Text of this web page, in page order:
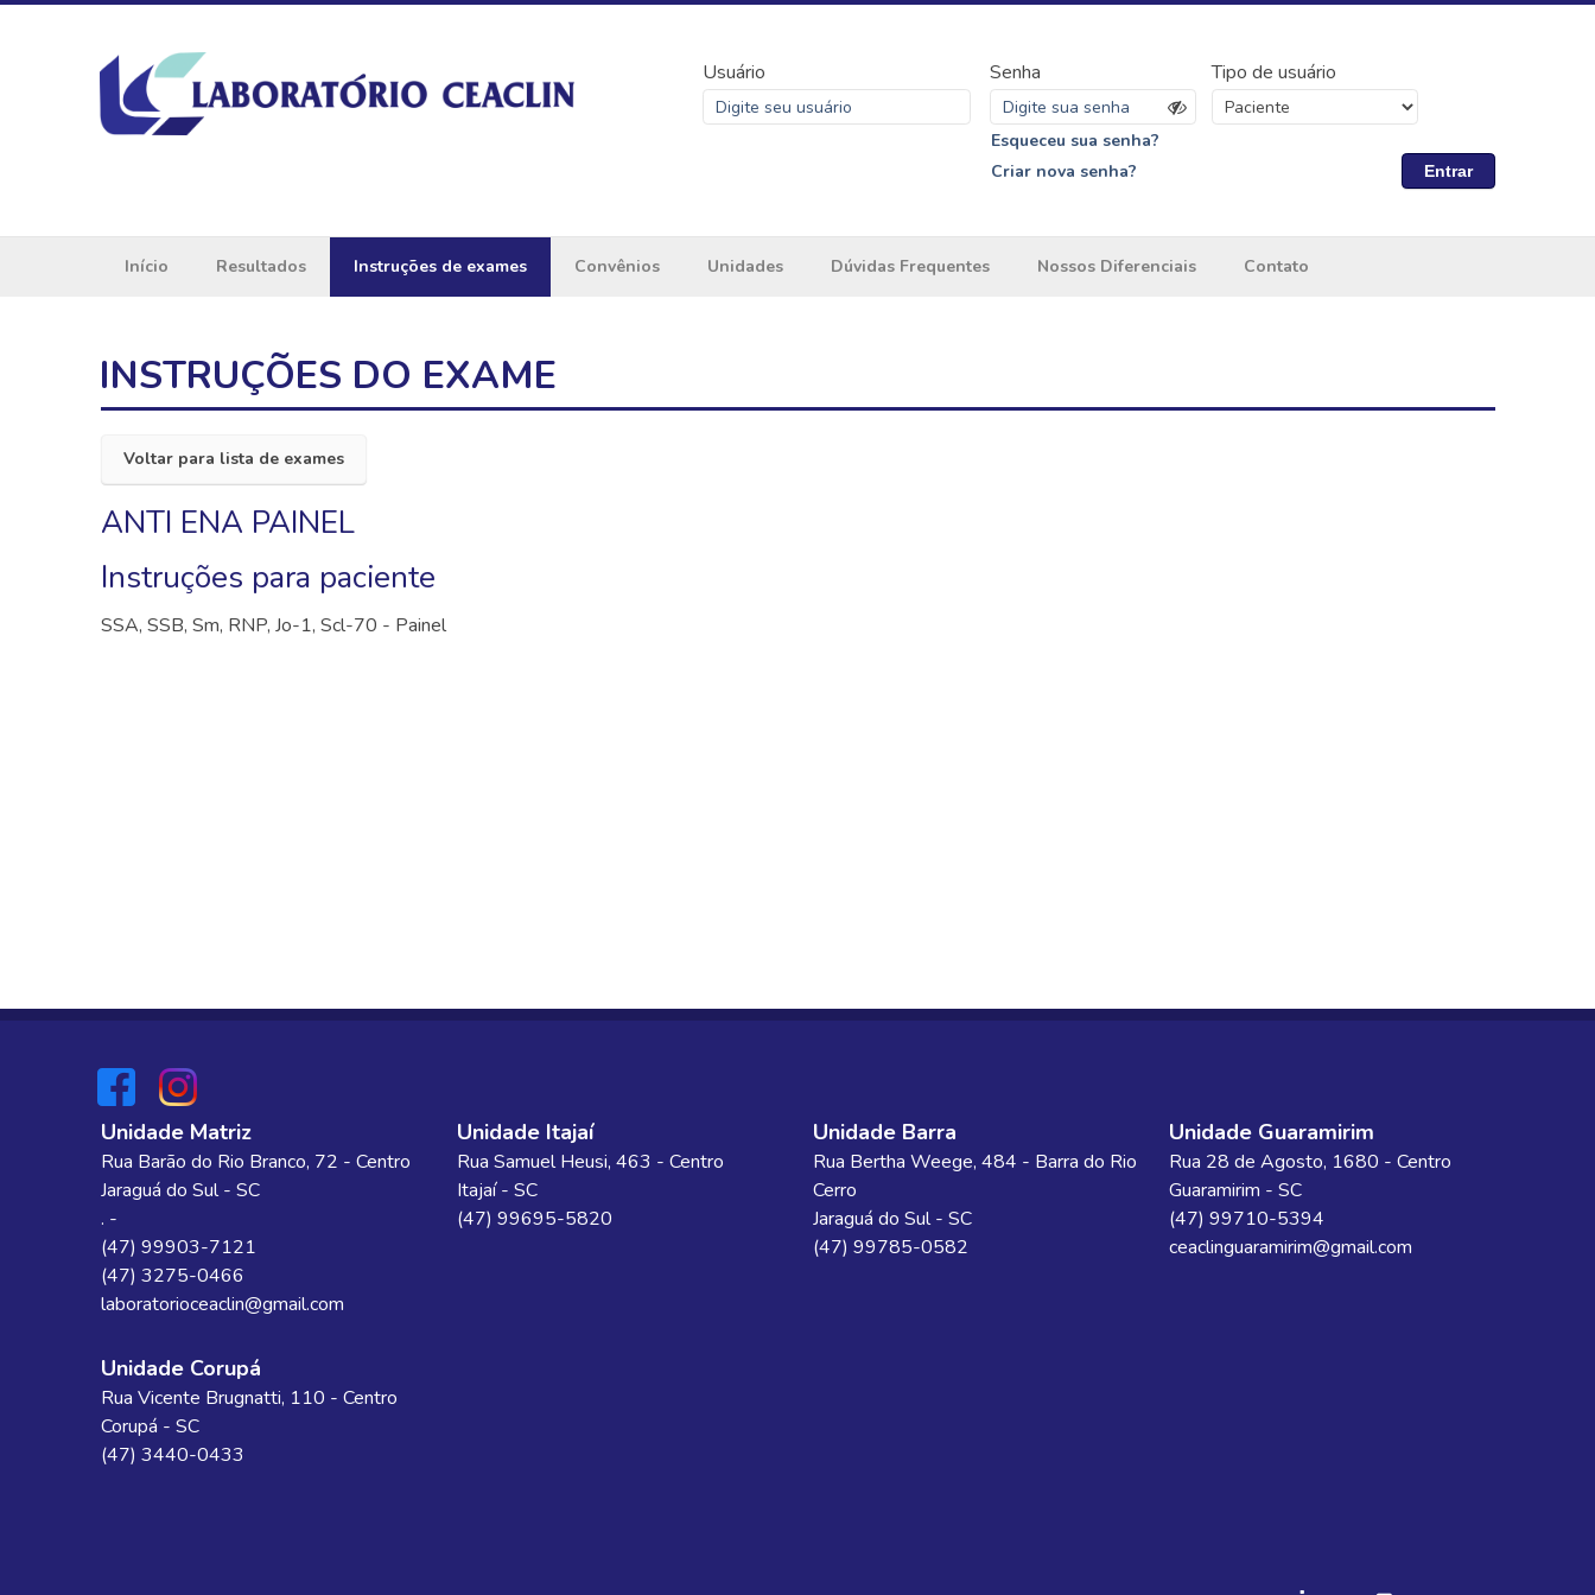
Usuário Senha
Esqueceu sua senha?
Criar nova senha?
Tipo de usuário
Entrar
Início Resultados Instruções de exames Convênios Unidades Dúvidas Frequentes Nossos Diferenciais Contato
INSTRUÇÕES DO EXAME
Voltar para lista de exames
ANTI ENA PAINEL
Instruções para paciente
SSA, SSB, Sm, RNP, Jo-1, Scl-70 - Painel
Unidade Matriz
Rua Barão do Rio Branco, 72 - Centro
Jaraguá do Sul- SC
. -
(47) 99903-7121
(47) 3275-0466
laboratorioceaclin@gmail.com
Unidade Itajaí
Rua Samuel Heusi, 463 - Centro
Itajaí- SC
(47) 99695-5820
Unidade Barra
Rua Bertha Weege, 484 - Barra do Rio
Cerro
Jaraguá do Sul- SC
(47) 99785-0582
Unidade Guaramirim
Rua 28 de Agosto, 1680 - Centro
Guaramirim - SC
(47) 99710-5394
ceaclinguaramirim@gmail.com
Unidade Corupá
Rua Vicente Brugnatti, 110 - Centro
Corupá - SC
(47) 3440-0433